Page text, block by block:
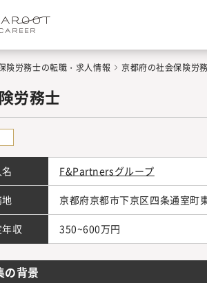
険労務士の転職・求人情報 京都府の社会保険労
労務士
F&Partnersグループ
京都府京都市下京区四条通室町
収 350~600万円
の背景